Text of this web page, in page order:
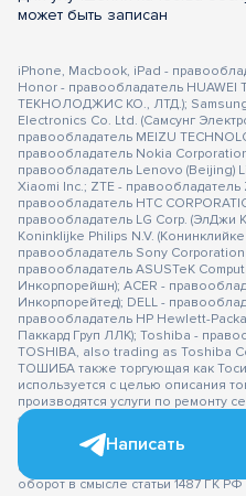
может быть записан
iPhone, Macbook, iPad -
Honor - правообладатель HUAWEI
ТЕКНОЛОДЖИС КО., ЛТД.); Samsung
Electronics Co. Ltd. (Самсунг
правообладатель MEIZU
правообладатель Nokia
правообладатель Lenovo (Beijing)
Xiaomi Inc.; ZTE -
правообладатель HTC
правообладатель LG Corp. (ЭлДжи
Koninklijke Philips N.V.
правообладатель Sony
правообладатель ASUSTeK
Инкорпорейшн); ACER -
Инкорпорейтед); DELL -
правообладатель HP Hewlett-
Паккард Груп ЛЛК); Toshiba -
TOSHIBA, also trading as
ТОШИБА также торгующая как
используется с целью описания
производятся услуги по ремонту
«PEDANT».Услуги оказываются в
центрах «PEDANT», не
товарных знаков и/или с ее
отношении товаров, которые уже
оборот в смысле статьи 1487 ГК
Написать